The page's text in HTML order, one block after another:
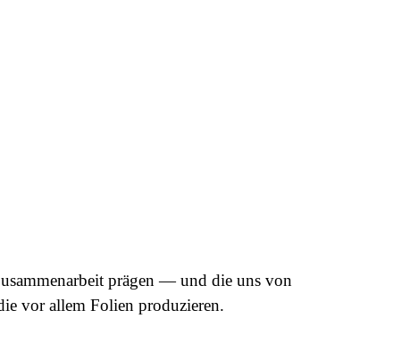
prägen — und die uns von
vor allem Folien produzieren.